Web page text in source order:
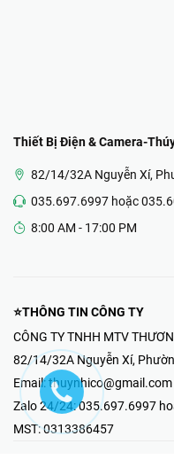
Thiết Bị Điện & Camera-
82/14/32A Nguyễn Xí,
035.697.6997 hoặc
8:00 AM - 17:00 PM
⭐THÔNG TIN CÔNG TY
CÔNG TY TNHH MTV
82/14/32A Nguyễn Xí,
Email: thuynhico@gmail.com
Zalo 24/24:035.697.6997
MST:0313386457